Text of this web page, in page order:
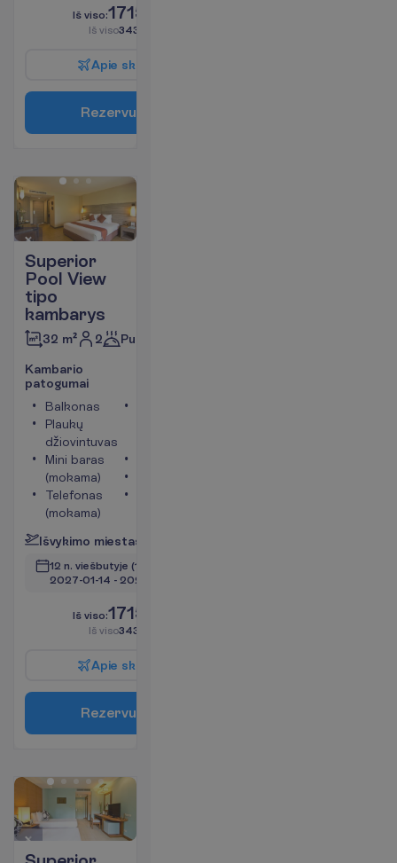
Iš viso:1715.00
Iš viso3430.00
Apie sk
Rezervu
Superior
Pool View
tipo
kambarys
32 m² 2 Pusryčiai
Kambario
patogumai
Balkonas
Plaukų
džiovintuvas
Mini baras
(mokama)
Telefonas
(mokama)
Išvykimo miestas
12 n. viešbutyje (14 n. iš viso)
2027-01-14 - 2027-01-27
Iš viso:1715.00
Iš viso3430.00
Apie sk
Rezervu